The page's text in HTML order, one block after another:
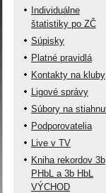
Individuálne
štatistiky po ZČ
Súpisky
Platné pravidlá
Kontakty na kluby
Ligové správy
Súbory na
Podporovatelia
Live v TV
Kniha rekordov 3b
PHbL a 3b HbL
VÝCHOD